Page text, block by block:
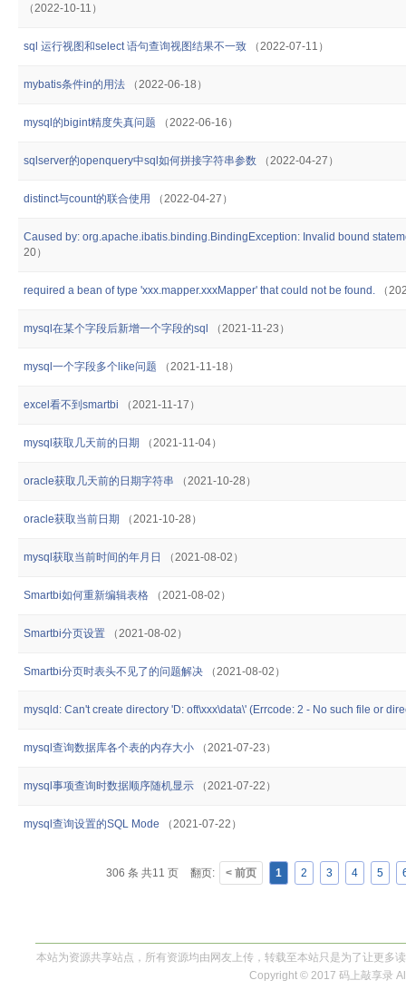
（2022-10-11）
sql 运行视图和select 语句查询视图结果不一致 （2022-07-11）
mybatis条件in的用法 （2022-06-18）
mysql的bigint精度失真问题 （2022-06-16）
sqlserver的openquery中sql如何拼接字符串参数 （2022-04-27）
distinct与count的联合使用 （2022-04-27）
Caused by: org.apache.ibatis.binding.BindingException: Invalid bound
20）
required a bean of type 'xxx.mapper.xxxMapper' that could not be found. （
mysql在某个字段后新增一个字段的sql （2021-11-23）
mysql一个字段多个like问题 （2021-11-18）
excel看不到smartbi （2021-11-17）
mysql获取几天前的日期 （2021-11-04）
oracle获取几天前的日期字符串 （2021-10-28）
oracle获取当前日期 （2021-10-28）
mysql获取当前时间的年月日 （2021-08-02）
Smartbi如何重新编辑表格 （2021-08-02）
Smartbi分页设置 （2021-08-02）
Smartbi分页时表头不见了的问题解决 （2021-08-02）
mysqld: Can't create directory 'D: oft\xxx\data\' (Errcode: 2 - No such file or
mysql查询数据库各个表的内存大小 （2021-07-23）
mysql事项查询时数据顺序随机显示 （2021-07-22）
mysql查询设置的SQL Mode （2021-07-22）
306 条 共11 页 翻页: < 前页 1 2 3 4 5
本站为资源共享站点，所有资源均由网友上传，转载至本站只是为了让更多
Copyright © 2017 码上敲享录